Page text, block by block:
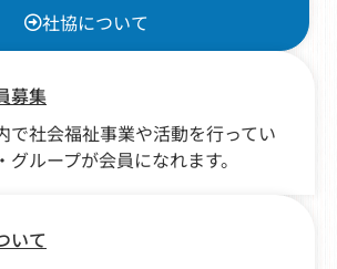
社協について
募集
で社会福祉事業や活動を行ってい
グループが会員になれます。
いて